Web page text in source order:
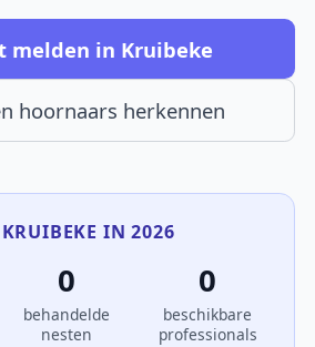
melden in Kruibeke
hoornaars herkennen
IN 2026
0
behandelde
nesten
0
beschikbare
professionals